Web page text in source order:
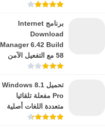
برنامج Internet
Download
Manager 6.42 Build
58 مع التفعيل الآمن
تحميل Windows 8.1
Pro مفعلة تلقائيا
متعددة اللغات أصلية